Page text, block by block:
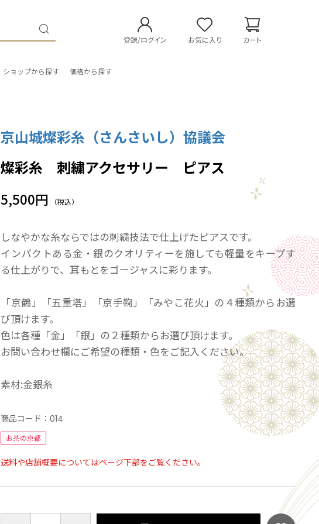
登録/ログイン お気に入り カート
ショップから探す 価格から探す
京山城燦彩糸（さんさいし）協議会
燦彩糸 刺繍アクセサリー ピアス
5,500円 （税込）
しなやかな糸ならではの刺繍技法で仕上げたピアスです。
インパクトある金・銀のクオリティーを施しても軽量をキープす
る仕上がりで、耳もとをゴージャスに彩ります。
「京鶴」「五重塔」「京手鞠」「みやこ花火」の４種類からお選
び頂けます。
色は各種「金」「銀」の２種類からお選び頂けます。
お問い合わせ欄にご希望の種類・色をご記入ください。
素材:金銀糸
商品コード：014
お茶の京都
送料や店舗概要についてはページ下部をご覧ください。